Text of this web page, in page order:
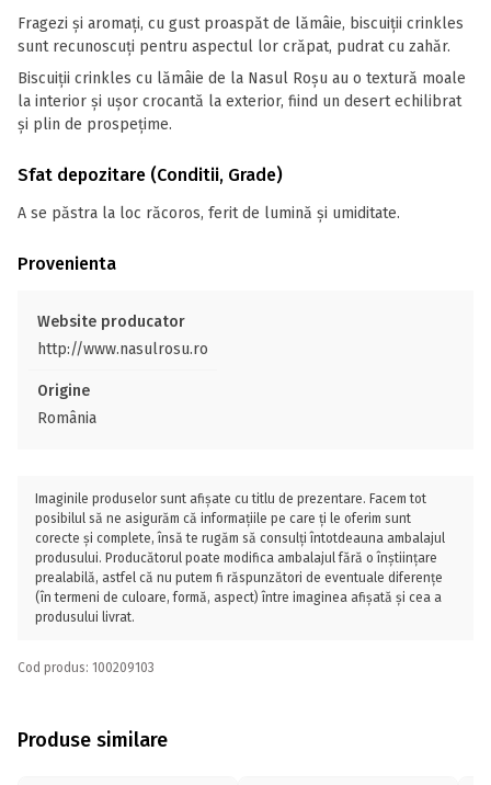
Fragezi și aromați, cu gust proaspăt de lămâie, biscuiții crinkles
sunt recunoscuți pentru aspectul lor crăpat, pudrat cu zahăr.
Biscuiții crinkles cu lămâie de la Nasul Roșu au o textură moale
la interior și ușor crocantă la exterior, fiind un desert echilibrat
și plin de prospețime.
Sfat depozitare (Conditii, Grade)
A se păstra la loc răcoros, ferit de lumină și umiditate.
Provenienta
Website producator
http://www.nasulrosu.ro
Origine
România
Imaginile produselor sunt afișate cu titlu de prezentare. Facem tot
posibilul să ne asigurăm că informațiile pe care ți le oferim sunt
corecte și complete, însă te rugăm să consulți întotdeauna ambalajul
produsului. Producătorul poate modifica ambalajul fără o înștiințare
prealabilă, astfel că nu putem fi răspunzători de eventuale diferențe
(în termeni de culoare, formă, aspect) între imaginea afișată și cea a
produsului livrat.
Cod produs: 100209103
Produse similare